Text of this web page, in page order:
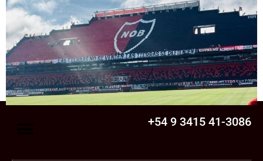
Senado
La Legislatura aprobó una ley clave para
una cooperativa de Santa Fe: ¿qué
cambia?
+54 9 3415 41-3086